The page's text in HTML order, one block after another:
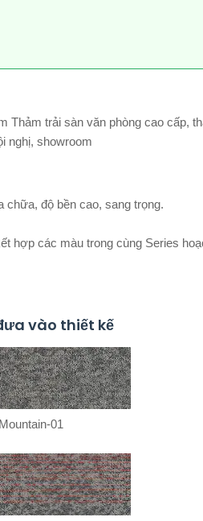
trải sàn văn phòng cao cấp,
nghị, showroom
chữa, độ bền cao, sang trọng.
hợp các màu trong cùng Series
vào thiết kế
01